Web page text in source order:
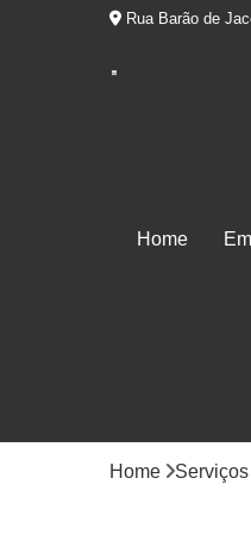
Rua Barão de
Home
Home Serviços